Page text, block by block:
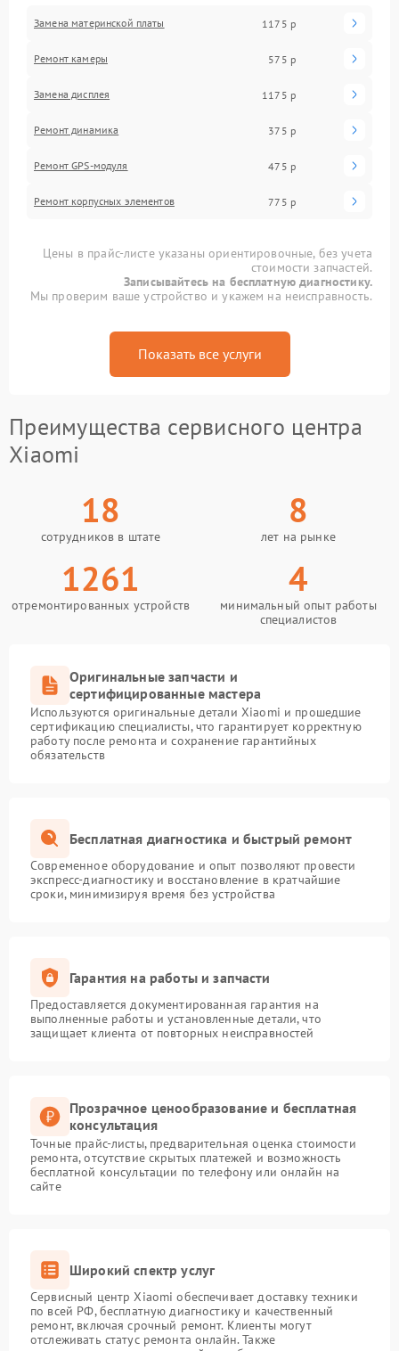
Замена материнской платы 1175 р
Ремонт камеры 575 р
Замена дисплея 1175 р
Ремонт динамика 375 р
Ремонт GPS-модуля 475 р
Ремонт корпусных элементов 775 р
Цены в прайс-листе указаны ориентировочные, без учета
стоимости запчастей.
Записывайтесь на бесплатную диагностику.
Мы проверим ваше устройство и укажем на неисправность.
Показать все услуги
Преимущества сервисного центра
Xiaomi
18
сотрудников в штате
8
лет на рынке
1261
отремонтированных устройств
4
минимальный опыт работы
специалистов
Оригинальные запчасти и
сертифицированные мастера
Используются оригинальные детали Xiaomi и прошедшие
сертификацию специалисты, что гарантирует корректную
работу после ремонта и сохранение гарантийных
обязательств
Бесплатная диагностика и быстрый ремонт
Современное оборудование и опыт позволяют провести
экспресс-диагностику и восстановление в кратчайшие
сроки, минимизируя время без устройства
Гарантия на работы и запчасти
Предоставляется документированная гарантия на
выполненные работы и установленные детали, что
защищает клиента от повторных неисправностей
Прозрачное ценообразование и бесплатная
консультация
Точные прайс-листы, предварительная оценка стоимости
ремонта, отсутствие скрытых платежей и возможность
бесплатной консультации по телефону или онлайн на
сайте
Широкий спектр услуг
Сервисный центр Xiaomi обеспечивает доставку техники
по всей РФ, бесплатную диагностику и качественный
ремонт, включая срочный ремонт. Клиенты могут
отслеживать статус ремонта онлайн. Также